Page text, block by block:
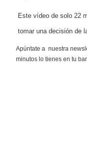
Este vídeo de solo 22
tomar una decisión de
Apúntate a nuestra
minutos lo tienes en tu